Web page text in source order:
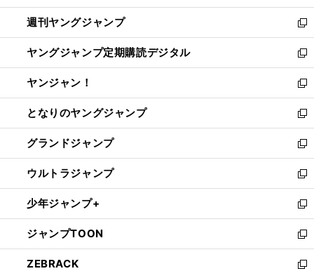
開
く
ウ
で
開
く
ン
ド
ウ
で
開
く
ウ
ィ
ン
ド
ウ
で
開
く
週刊ヤングジャンプ
新
し
い
ウ
ィ
ン
ド
ウ
で
開
く
ヤングジャンプ定期購読デジタル
新
し
い
ウ
ィ
ン
ド
ウ
で
開
く
ヤンジャン！
新
し
い
ウ
ィ
ン
ド
ウ
で
開
く
となりのヤングジャンプ
新
し
い
ウ
ィ
ン
ド
ウ
で
開
く
グランドジャンプ
新
し
い
ウ
ィ
ン
ド
ウ
で
ウルトラジャンプ
新
し
い
ウ
ィ
ン
ド
少年ジャンプ+
新
し
い
ウ
ィ
ジャンプTOON
新
し
い
ZEBRACK 新